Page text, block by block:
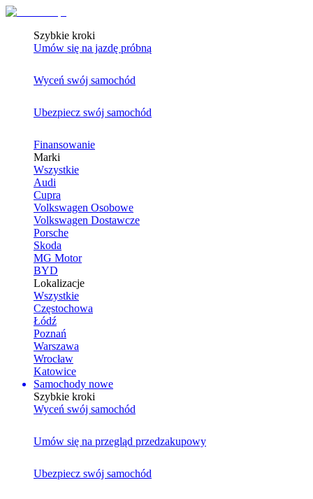
Szybkie kroki
Umów się na jazdę próbną
Wyceń swój samochód
Ubezpiecz swój samochód
Finansowanie
Marki
Wszystkie
Audi
Cupra
Volkswagen Osobowe
Volkswagen Dostawcze
Porsche
Skoda
MG Motor
BYD
Lokalizacje
Wszystkie
Częstochowa
Łódź
Poznań
Warszawa
Wrocław
Katowice
Samochody nowe
Szybkie kroki
Wyceń swój samochód
Umów się na przegląd przedzakupowy
Ubezpiecz swój samochód